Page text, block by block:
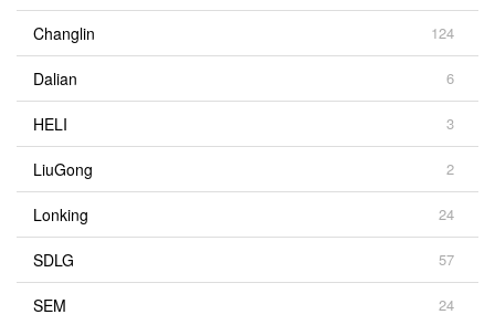
Changlin 124
Dalian 6
HELI 3
LiuGong 2
Lonking 24
SDLG 57
SEM 24